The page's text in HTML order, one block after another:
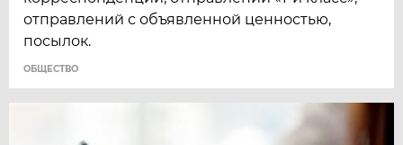
отправлений с объявленной ценностью,
посылок.
ОБЩЕСТВО